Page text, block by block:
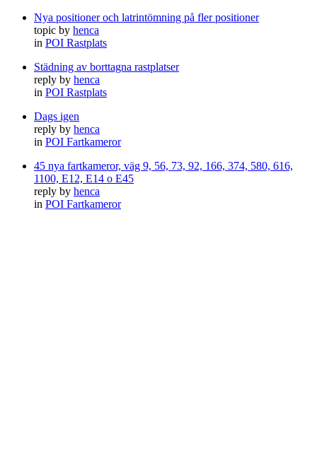
Nya positioner och latrintömning på fler positioner
topic by henca
in POI Rastplats
Städning av borttagna rastplatser
reply by henca
in POI Rastplats
Dags igen
reply by henca
in POI Fartkameror
45 nya fartkameror, väg 9, 56, 73, 92, 166, 374, 580, 616,
1100, E12, E14 o E45
reply by henca
in POI Fartkameror